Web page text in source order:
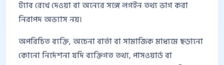
ট্যাব রেখে দেওয়া বা অন্যের সঙ্গে লগইন তথ্য ভাগ করা
নিরাপদ অভ্যাস নয়।
অপরিচিত ব্যক্তি, অচেনা বার্তা বা সামাজিক মাধ্যমে ছড়ানো
কোনো নির্দেশনা যদি ব্যক্তিগত তথ্য, পাসওয়ার্ড বা